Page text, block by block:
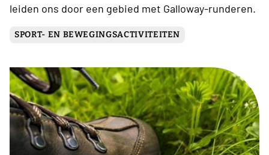
leiden ons door een gebied met Galloway-runderen.
SPORT- EN BEWEGINGSACTIVITEITEN